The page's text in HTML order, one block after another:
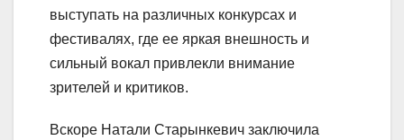
выступать на различных конкурсах и
фестивалях, где ее яркая внешность и
сильный вокал привлекли внимание
зрителей и критиков.
Вскоре Натали Старынкевич заключила